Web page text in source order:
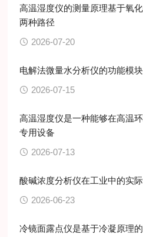
高温湿度仪的测量原理基于氧
两种路径
2026-07-20
电解法微量水分析仪的功能模
2026-07-15
高温湿度仪是一种能够在高温
专用设备
2026-07-13
酸碱浓度分析仪在工业中的实
2026-06-23
冷镜面露点仪是基于冷凝原理